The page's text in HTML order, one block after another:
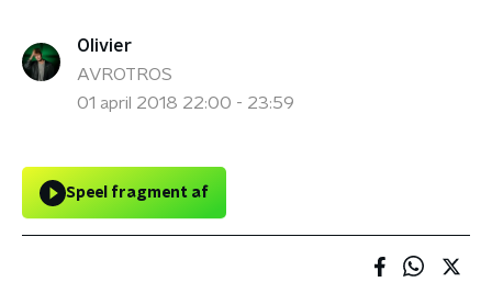
Olivier
AVROTROS
01 april 2018 22:00 - 23:59
Speel fragment af